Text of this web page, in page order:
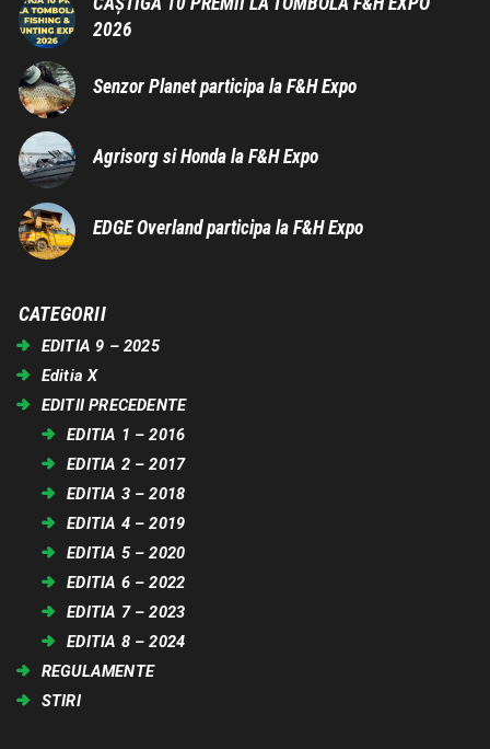
2026
Senzor Planet participa la F&H Expo
Agrisorg si Honda la F&H Expo
EDGE Overland participa la F&H Expo
CATEGORII
EDITIA 9 – 2025
Editia X
EDITII PRECEDENTE
EDITIA 1 – 2016
EDITIA 2 – 2017
EDITIA 3 – 2018
EDITIA 4 – 2019
EDITIA 5 – 2020
EDITIA 6 – 2022
EDITIA 7 – 2023
EDITIA 8 – 2024
REGULAMENTE
STIRI